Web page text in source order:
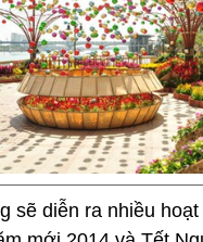
sẽ diễn ra nhiều